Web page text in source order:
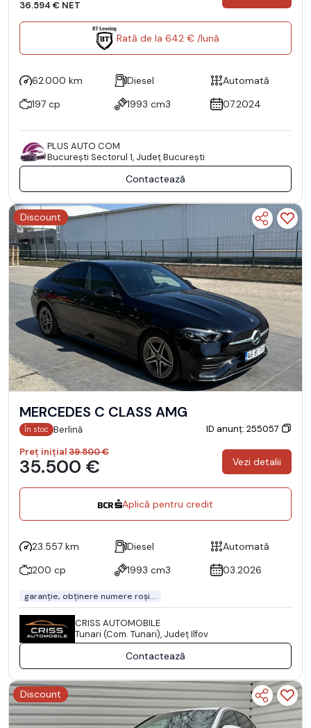
36.594 € NET
Rată de la 642 € /lună
62.000 km Diesel
Automată
197 cp
1993 cm3 07.2024
PLUS AUTO COM
Bucureşti Sectorul 1, Județ București
Contactează
Discount
MERCEDES C CLASS AMG
În stoc Berlină
ID anunț: 255057
Preț inițial39.500 €
35.500 € Vezi detalii
Aplică pentru credit
23.557 km Diesel
Automată
200 cp
1993 cm3 03.2026
garanție, obținere numere roși...
CRISS AUTOMOBILE
Tunari (Com. Tunari), Județ Ilfov
Contactează
Discount